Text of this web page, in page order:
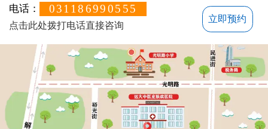
电话： 031186990555
点击此处拨打电话直接咨询
立即预约